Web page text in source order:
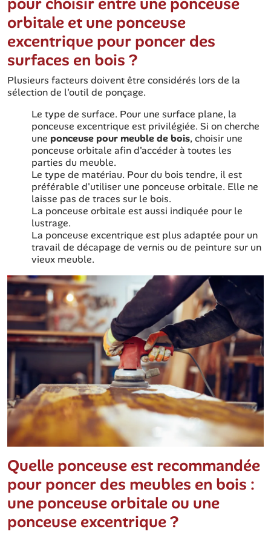
orbitale et une ponceuse
excentrique pour poncer des
surfaces en bois ?
Plusieurs facteurs doivent être considérés lors de la
sélection de l'outil de ponçage.
Le type de surface. Pour une surface plane, la
ponceuse excentrique est privilégiée. Si on cherche
une ponceuse pour meuble de bois, choisir une
ponceuse orbitale afin d'accéder à toutes les
parties du meuble.
Le type de matériau. Pour du bois tendre, il est
préférable d'utiliser une ponceuse orbitale. Elle ne
laisse pas de traces sur le bois.
La ponceuse orbitale est aussi indiquée pour le
lustrage.
La ponceuse excentrique est plus adaptée pour un
travail de décapage de vernis ou de peinture sur un
vieux meuble.
Quelle ponceuse est recommandée
pour poncer des meubles en bois :
une ponceuse orbitale ou une
ponceuse excentrique ?